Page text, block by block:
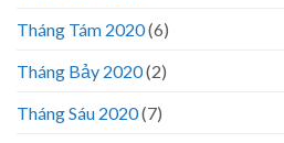
Tháng Tám 2020(6)
Tháng Bảy 2020(2)
Tháng Sáu 2020(7)